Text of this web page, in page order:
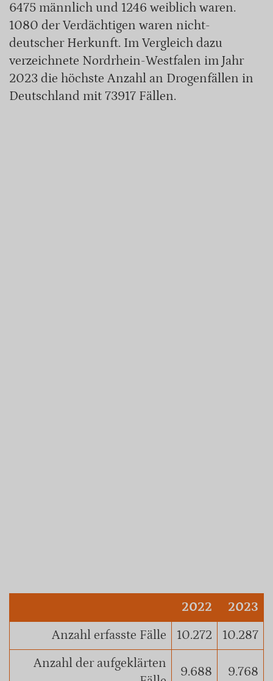
6475 männlich und 1246 weiblich waren.
1080 der Verdächtigen waren nicht-
deutscher Herkunft. Im Vergleich dazu
verzeichnete Nordrhein-Westfalen im Jahr
2023 die höchste Anzahl an Drogenfällen in
Deutschland mit 73917 Fällen.
2022
2023
Anzahl erfasste Fälle
10.272
10.287
Anzahl der aufgeklärten
9.688 9.768